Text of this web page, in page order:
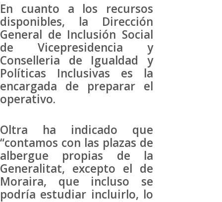
En cuanto a los recursos
disponibles, la Dirección
General de Inclusión Social
de Vicepresidencia y
Conselleria de Igualdad y
Políticas Inclusivas es la
encargada de preparar el
operativo.
Oltra ha indicado que
“contamos con las plazas de
albergue propias de la
Generalitat, excepto el de
Moraira, que incluso se
podría estudiar incluirlo, lo